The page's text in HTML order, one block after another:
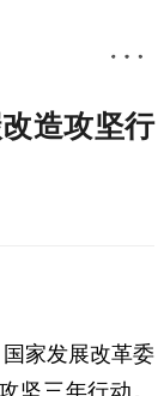
造攻坚行
家发展改革委
坚三年行动。